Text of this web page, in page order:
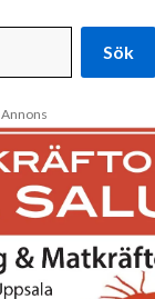
Sök
Annons